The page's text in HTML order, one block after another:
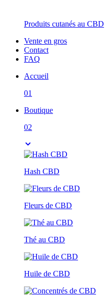
Produits cutanés au CBD
Vente en gros
Contact
FAQ
Accueil
01
Boutique
02
Hash CBD
Fleurs de CBD
Thé au CBD
Huile de CBD